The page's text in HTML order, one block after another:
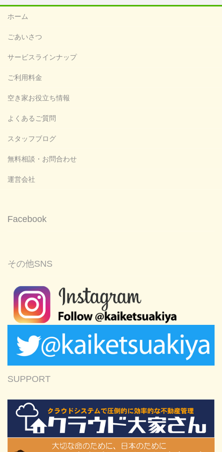
ホーム
ごあいさつ
サービスラインナップ
ご利用料金
空き家お役立ち情報
よくあるご質問
スタッフブログ
無料相談・お問合わせ
運営会社
Facebook
その他SNS
SUPPORT